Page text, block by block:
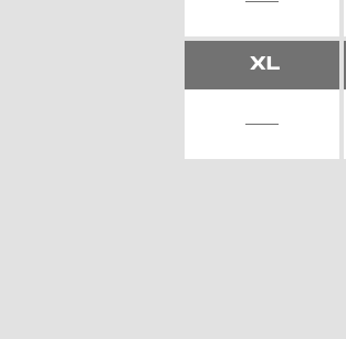
XL